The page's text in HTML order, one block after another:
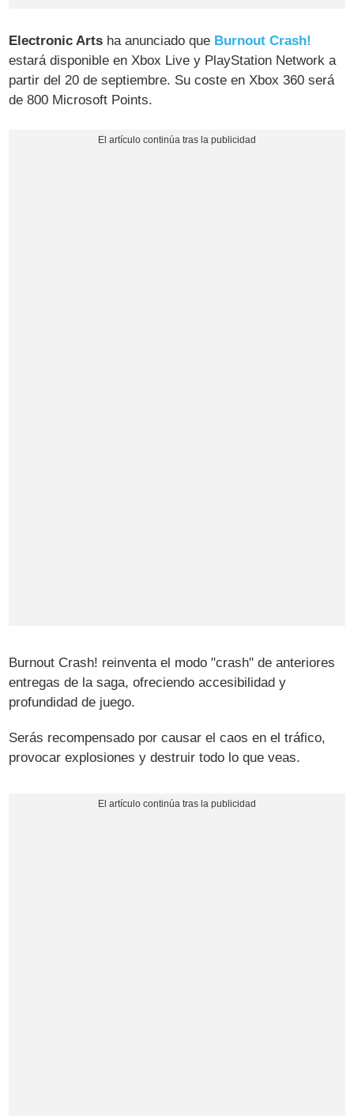
Electronic Arts ha anunciado que Burnout Crash!
estará disponible en Xbox Live y PlayStation Network a
partir del 20 de septiembre. Su coste en Xbox 360 será
de 800 Microsoft Points.
Burnout Crash! reinventa el modo "crash" de anteriores
entregas de la saga, ofreciendo accesibilidad y
profundidad de juego.
Serás recompensado por causar el caos en el tráfico,
provocar explosiones y destruir todo lo que veas.